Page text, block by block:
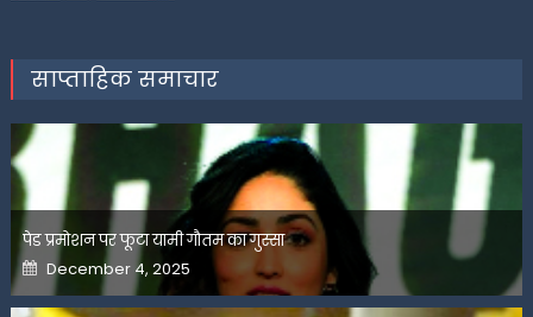
साप्ताहिक समाचार
पेड प्रमोशन पर फूटा यामी गौतम का गुस्सा
Posted
on
December 4, 2025